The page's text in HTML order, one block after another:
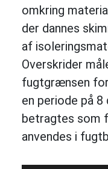
omkring
der dannes
af
Overskrider
fugtgrænsen
en periode på
betragtes som
anvendes i